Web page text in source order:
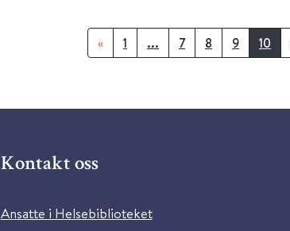
« 1 ... 7 8 9 10
Kontakt oss
Ansatte i Helsebiblioteket